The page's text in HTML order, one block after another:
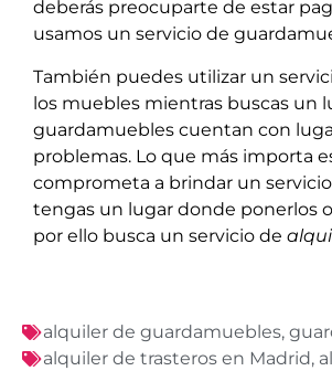
deberás preocuparte de estar
usamos un servicio de
También puedes utilizar un
los muebles mientras buscas un
guardamuebles cuentan con
problemas. Lo que más importa
comprometa a brindar un
tengas un lugar donde ponerlos
por ello busca un servicio de
alquiler de guardamuebles,
alquiler de trasteros en Madrid,